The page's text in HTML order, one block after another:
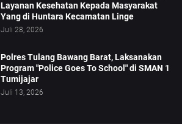
Layanan Kesehatan Kepada Masyarakat
Yang di Huntara Kecamatan Linge
Juli 28, 2026
Polres Tulang Bawang Barat, Laksanakan
Program "Police Goes To School" di SMAN 1
Tumijajar
Juli 13, 2026